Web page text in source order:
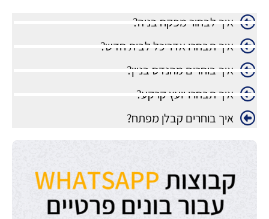
איך לבחור מפקח בניה?
איך תבחרו אדריכל לבית חדש?
איך בוחרים מהנדס בניין?
איך תבחרו יועץ קרקע?
איך בוחרים קבלן מפתח?